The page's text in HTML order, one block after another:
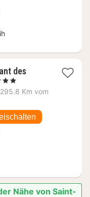
des
295.8 Km vom
Nähe von Saint-